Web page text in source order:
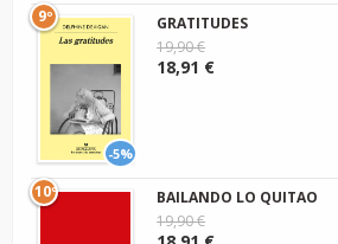
-5%
9º
GRATITUDES
19,90 €
18,91 €
10º
BAILANDO LO QUITAO
19,90 €